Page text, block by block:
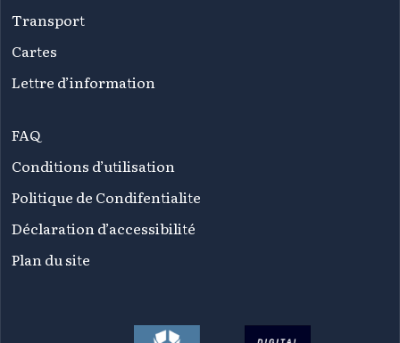
Transport
Cartes
Lettre d’information
FAQ
Conditions d’utilisation
Politique de Condifentialite
Déclaration d’accessibilité
Plan du site